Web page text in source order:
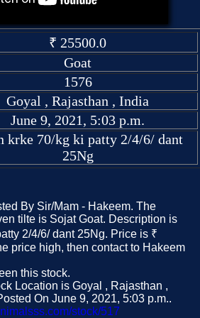
₹ 25500.0
Goat
1576
Goyal , Rajasthan , India
June 9, 2021, 5:03 p.m.
krke 70/kg ki patty 2/4/6/ dant
25Ng
By Sir/Mam - Hakeem. The
tilte is Sojat Goat. Description is
2/4/6/ dant 25Ng. Price is ₹
price high, then contact to Hakeem
this stock.
Location is Goyal , Rajasthan ,
On June 9, 2021, 5:03 p.m..
stock/517